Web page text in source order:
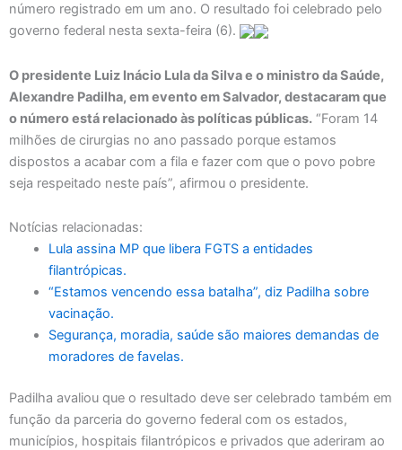
número registrado em um ano. O resultado foi celebrado pelo
governo federal nesta sexta-feira (6).
O presidente Luiz Inácio Lula da Silva e o ministro da Saúde,
Alexandre Padilha, em evento em Salvador, destacaram que
o número está relacionado às políticas públicas. “Foram 14
milhões de cirurgias no ano passado porque estamos
dispostos a acabar com a fila e fazer com que o povo pobre
seja respeitado neste país”, afirmou o presidente.
Notícias relacionadas:
Lula assina MP que libera FGTS a entidades
filantrópicas.
“Estamos vencendo essa batalha”, diz Padilha sobre
vacinação.
Segurança, moradia, saúde são maiores demandas de
moradores de favelas.
Padilha avaliou que o resultado deve ser celebrado também em
função da parceria do governo federal com os estados,
municípios, hospitais filantrópicos e privados que aderiram ao